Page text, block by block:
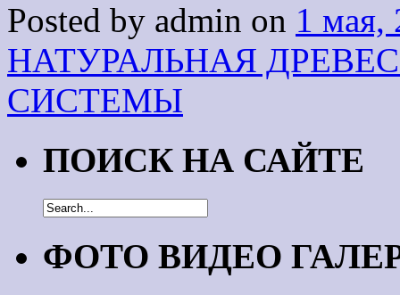
Posted by admin on 1 мая,
НАТУРАЛЬНАЯ
СИСТЕМЫ
ПОИСК НА САЙТЕ
ФОТО ВИДЕО